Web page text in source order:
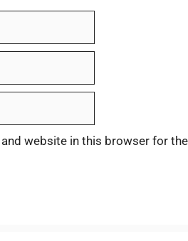
and website in this browser for the